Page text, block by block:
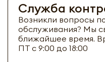
Служба
Возникли вопросы
обслуживания? Мы
ближайшее время.
ПТ с 9:00 до 18:00